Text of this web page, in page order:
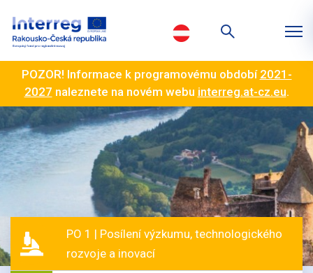
POZOR! Informace k programovému období 2021-
2027 naleznete na novém webu interreg.at-cz.eu.
PO 1 | Posílení výzkumu, technologického
rozvoje a inovací